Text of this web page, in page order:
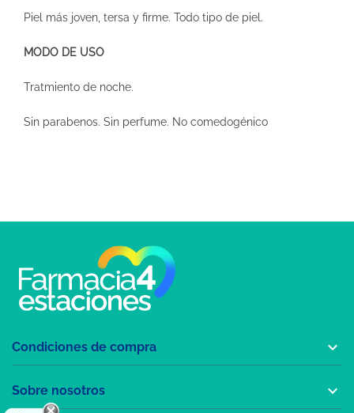
Piel más joven, tersa y firme. Todo tipo de piel.
MODO DE USO
Tratmiento de noche.
Sin parabenos. Sin perfume. No comedogénico
Condiciones de compra 
Sobre nosotros 